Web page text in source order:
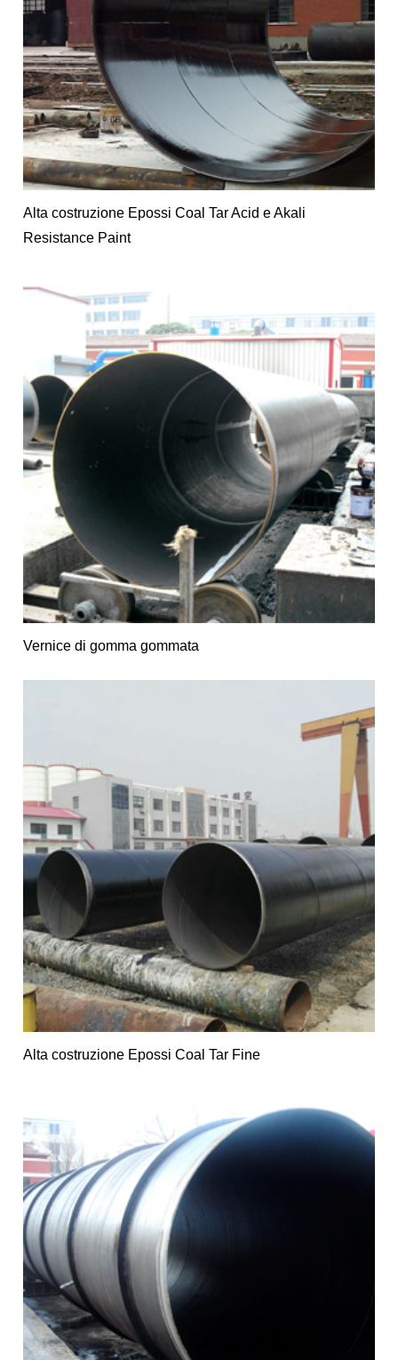
Alta costruzione Epossi Coal Tar Acid e Akali
Resistance Paint
Vernice di gomma gommata
Alta costruzione Epossi Coal Tar Fine